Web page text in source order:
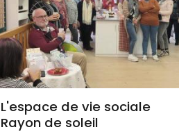
L'espace de vie sociale
Rayon de soleil